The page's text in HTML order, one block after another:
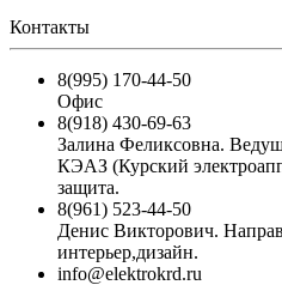
Контакты
8(995) 170-44-50
Офис
8(918) 430-69-63
Залина Феликсовна.
КЭАЗ (Курский
защита.
8(961) 523-44-50
Денис Викторович.
интерьер,дизайн.
info@elektrokrd.ru